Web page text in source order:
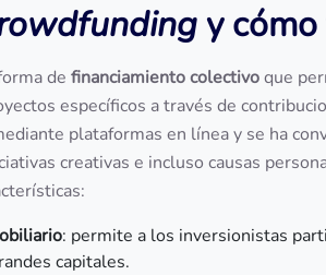
y
de financiamiento colectivoque
específicos a través de
plataformas en línea y se ha
creativas e incluso causas
: permite a los inversionistas
capitales.